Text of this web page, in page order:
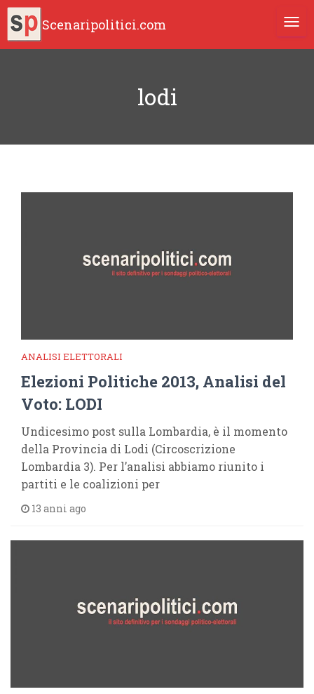
Scenaripolitici.com
lodi
ANALISI ELETTORALI
Elezioni Politiche 2013, Analisi del
Voto: LODI
Undicesimo post sulla Lombardia, è il momento
della Provincia di Lodi (Circoscrizione
Lombardia 3). Per l’analisi abbiamo riunito i
partiti e le coalizioni per
13 anni ago